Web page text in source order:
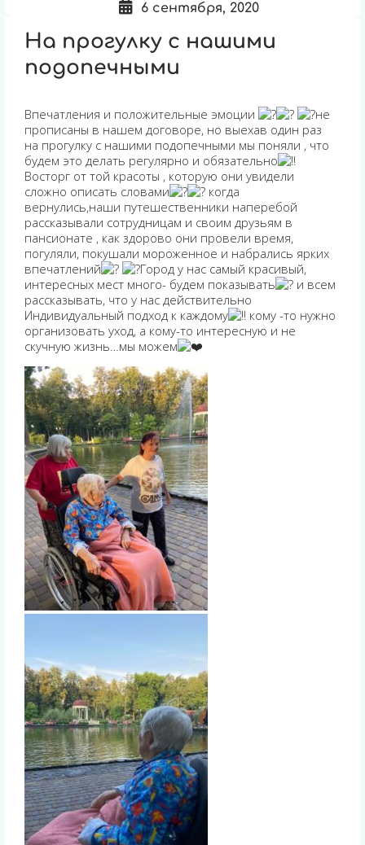
6 сентября, 2020
На прогулку с нашими
подопечными
Впечатления и положительные эмоции
не
прописаны в нашем договоре, но выехав один раз
на прогулку с нашими подопечными мы поняли , что
будем это делать регулярно и обязательно
Восторг от той красоты , которую они увидели
сложно описать словами
когда
вернулись,наши путешественники наперебой
рассказывали сотрудницам и своим друзьям в
пансионате , как здорово они провели время,
погуляли, покушали мороженное и набрались ярких
впечатлений
Город у нас самый красивый,
интересных мест много- будем показывать
и всем
рассказывать, что у нас действительно
Индивидуальный подход к каждому
кому -то нужно
организовать уход, а кому-то интересную и не
скучную жизнь…мы можем